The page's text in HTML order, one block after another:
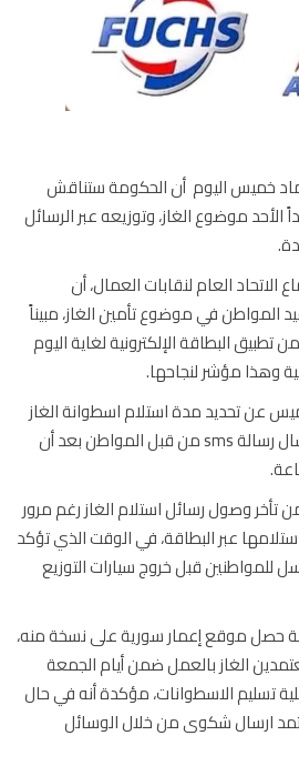
اليوم أن الحكومة ستناقش
موضوع الغاز، وتوزيعه عبر الرسائل
العام لنقابات العمال، أن
في موضوع تأمين الغاز، مبيناً
البطاقة الإلكترونية لغاية اليوم
مؤشر لنجاحها.
مدة استلام اسطوانة الغاز
خلال 24 ساعة من لحظة ارسال رسالة sms من قبل المواطن بعد أن
وصول رسائل استلام الغاز رغم مرور
عبر البطاقة، في الوقت الذي تؤكد
قبل خروج سيارات التوزيع
موقع إعمار سورية على نسخة منه،
بالعمل ضمن أيام الجمعة
الاسطوانات، مؤكدة أنه في حال
شكوى من خلال الوسائل